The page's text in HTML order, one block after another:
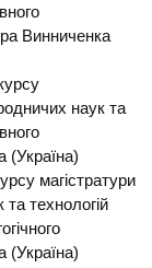
Винниченка
наук та
(Україна)
магістратури
технологій
(Україна)